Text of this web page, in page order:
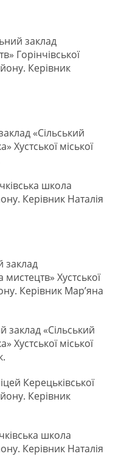
заклад
Горінчівської
Керівник
«Сільський
Хустської міської
школа
Керівник Наталія
заклад
Хустської
Керівник Мар’яна
«Сільський
Хустської міської
Керецьківської
Керівник
школа
Керівник Наталія